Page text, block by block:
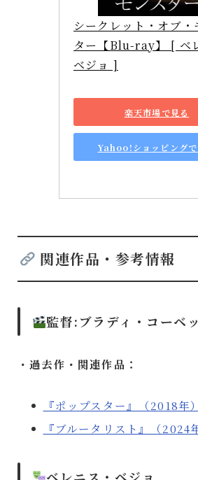
シークレット・オブ・
ター【Blu-ray】 [ ベ
ベジョ ]
楽天市場で見る
Yahoo!ショッピングで
関連作品・参考情報
監督:ブラディ・コーベ
・過去作・関連作品：
『ポップスター』（2018年）
『ブルータリスト』（2024
ベレニス・ベジョ